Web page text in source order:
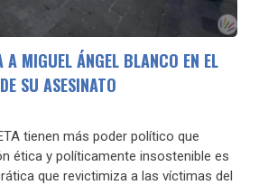
A MIGUEL ÁNGEL BLANCO EN EL
SU ASESINATO
tienen más poder político que
ética y políticamente insostenible es
que revictimiza a las víctimas del